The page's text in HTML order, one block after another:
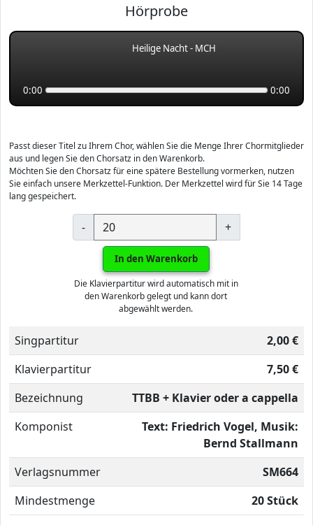
Hörprobe
Heilige Nacht - MCH
0:00 0:00
Passt dieser Titel zu Ihrem Chor, wählen Sie die Menge Ihrer Chormitglieder
aus und legen Sie den Chorsatz in den Warenkorb.
Möchten Sie den Chorsatz für eine spätere Bestellung vormerken, nutzen
Sie einfach unsere Merkzettel-Funktion. Der Merkzettel wird für Sie 14 Tage
lang gespeichert.
- +
In den Warenkorb
Die Klavierpartitur wird automatisch mit in
den Warenkorb gelegt und kann dort
abgewählt werden.
Singpartitur
2,00 €
Klavierpartitur
7,50 €
Bezeichnung
TTBB + Klavier oder a cappella
Komponist
Text: Friedrich Vogel, Musik:
Bernd Stallmann
Verlagsnummer
SM664
Mindestmenge
20 Stück